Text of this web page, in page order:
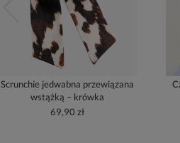
Scrunchie jedwabna przewiązana
wstążką – krówka
69,90 zł